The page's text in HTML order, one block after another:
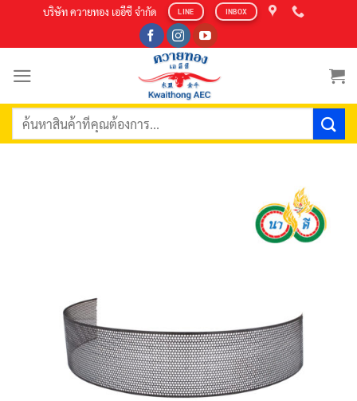
content
บริษัท ควายทอง เออีซี จำกัด LINE INBOX
ค้นหา: